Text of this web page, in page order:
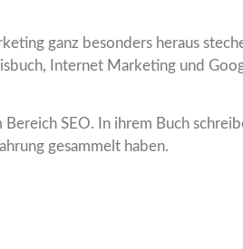
ganz besonders heraus
Internet Marketing und
SEO. In ihrem Buch
gesammelt haben.